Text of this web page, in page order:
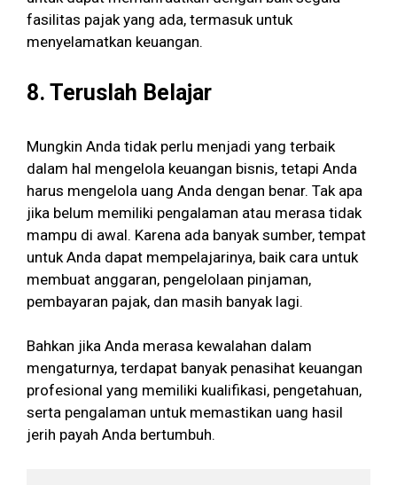
fasilitas pajak yang ada, termasuk untuk
menyelamatkan keuangan.
8. Teruslah Belajar
Mungkin Anda tidak perlu menjadi yang terbaik
dalam hal mengelola keuangan bisnis, tetapi Anda
harus mengelola uang Anda dengan benar. Tak apa
jika belum memiliki pengalaman atau merasa tidak
mampu di awal. Karena ada banyak sumber, tempat
untuk Anda dapat mempelajarinya, baik cara untuk
membuat anggaran, pengelolaan pinjaman,
pembayaran pajak, dan masih banyak lagi.
Bahkan jika Anda merasa kewalahan dalam
mengaturnya, terdapat banyak penasihat keuangan
profesional yang memiliki kualifikasi, pengetahuan,
serta pengalaman untuk memastikan uang hasil
jerih payah Anda bertumbuh.